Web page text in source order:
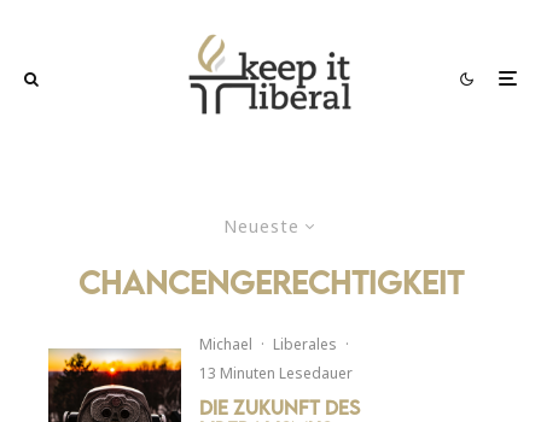
Neueste
Chancengerechtigkeit
Michael · Liberales ·
13 Minuten Lesedauer
Die Zukunft des